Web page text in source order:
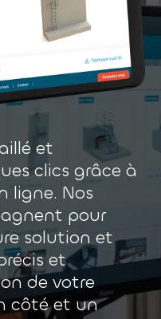
et
clics grâce à
ligne. Nos
pour
solution et
et
de votre
côté et un